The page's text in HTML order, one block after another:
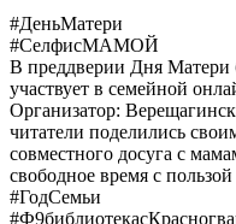
#ДеньМатери
#СелфисМАМОЙ
В преддверии Дня
участвует в семейной
Организатор:
читатели поделились
совместного досуга с
свободное время с
#ГодСемьи